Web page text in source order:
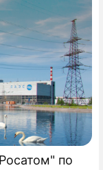
по